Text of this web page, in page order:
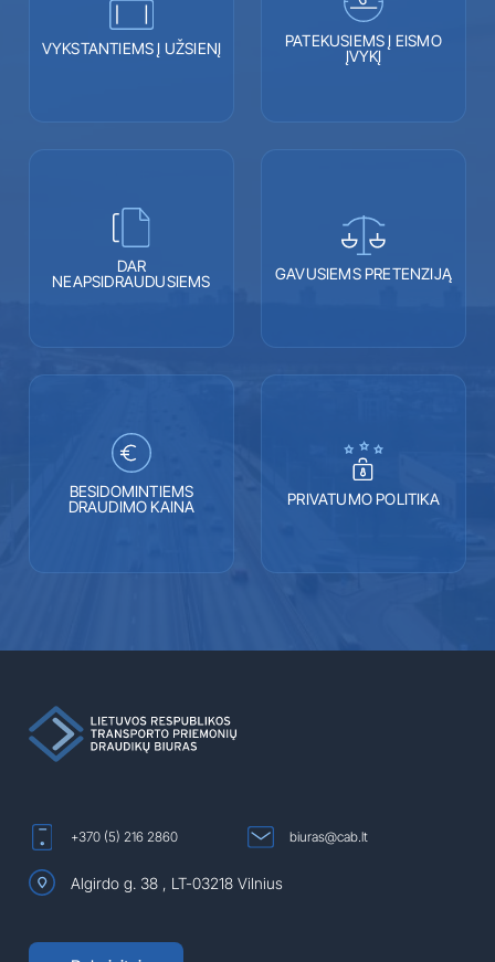
VYKSTANTIEMS Į UŽSIENĮ
PATEKUSIEMS Į EISMO
ĮVYKĮ
DAR
NEAPSIDRAUDUSIEMS
GAVUSIEMS PRETENZIJĄ
BESIDOMINTIEMS
DRAUDIMO KAINA
PRIVATUMO POLITIKA
+370 (5) 216 2860 biuras@cab.lt
Algirdo g. 38 , LT-03218 Vilnius